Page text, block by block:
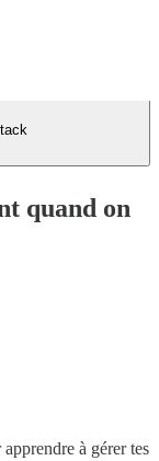
quand on
à gérer tes